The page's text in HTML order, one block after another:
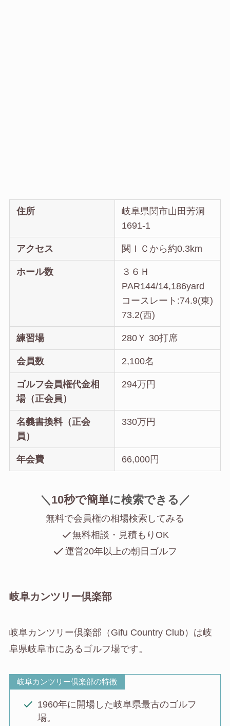
住所
岐阜県関市山田芳洞
1691-1
アクセス 関ＩＣから約0.3km
ホール数
３６Ｈ
PAR144/14,186yard
コースレート:74.9(東)
73.2(西)
練習場 280Ｙ 30打席
会員数 2,100名
ゴルフ会員権代金相
場（正会員）
294万円
名義書換料（正会
員）
330万円
年会費 66,000円
＼ 10秒で簡単に検索できる／
無料で会員権の相場検索してみる
無料相談・見積もりOK
運営20年以上の朝日ゴルフ
岐阜カンツリー倶楽部
岐阜カンツリー倶楽部（Gifu Country Club）は岐
阜県岐阜市にあるゴルフ場です。
岐阜カンツリー倶楽部の特徴
1960年に開場した岐阜県最古のゴルフ
場。